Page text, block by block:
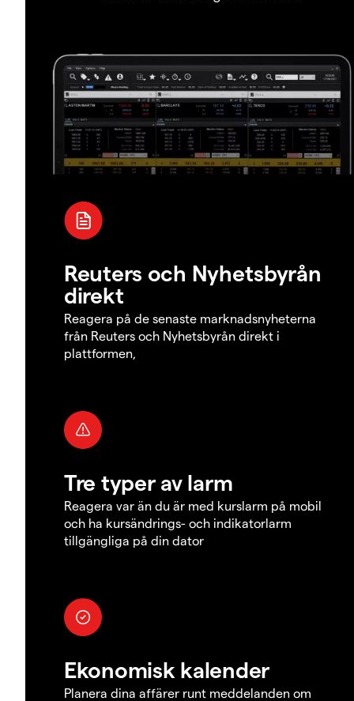
Reuters och Nyhetsbyrån
direkt
Reagera på de senaste marknadsnyheterna
från Reuters och Nyhetsbyrån direkt i
plattformen,
Tre typer av larm
Reagera var än du är med kurslarm på mobil
och ha kursändrings- och indikatorlarm
tillgängliga på din dator
Ekonomisk kalender
Planera dina affärer runt meddelanden om